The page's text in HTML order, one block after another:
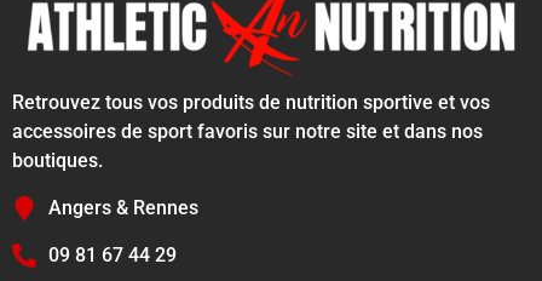
Retrouvez tous vos produits de nutrition sportive et vos
accessoires de sport favoris sur notre site et dans nos
boutiques.
Angers & Rennes
09 81 67 44 29